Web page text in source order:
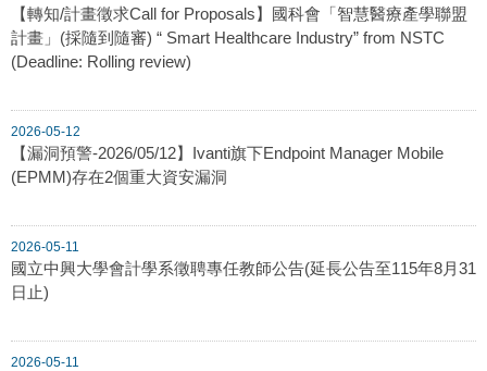
【轉知/計畫徵求Call for Proposals】國科會「智慧醫療產學聯盟
計畫」(採隨到隨審) “ Smart Healthcare Industry” from NSTC
(Deadline: Rolling review)
2026-05-12
【漏洞預警-2026/05/12】Ivanti旗下Endpoint Manager Mobile
(EPMM)存在2個重大資安漏洞
2026-05-11
國立中興大學會計學系徵聘專任教師公告(延長公告至115年8月31
日止)
2026-05-11